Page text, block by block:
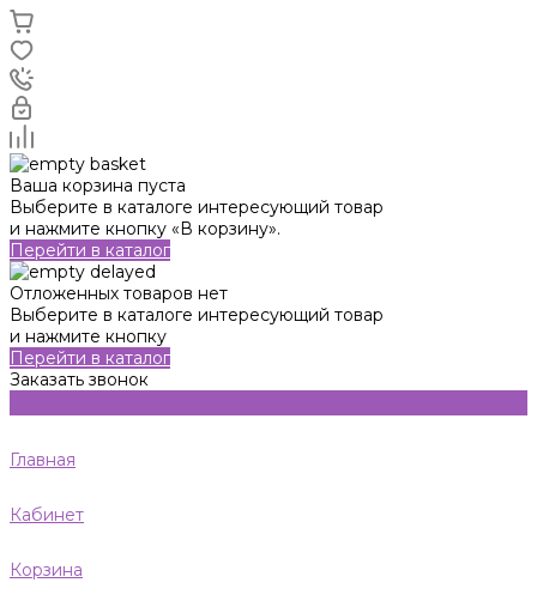
Ваша корзина пуста
Выберите в каталоге интересующий товар
и нажмите кнопку «В корзину».
Перейти в каталог
Отложенных товаров нет
Выберите в каталоге интересующий товар
и нажмите кнопку
Перейти в каталог
Заказать звонок
Главная
Кабинет
Корзина